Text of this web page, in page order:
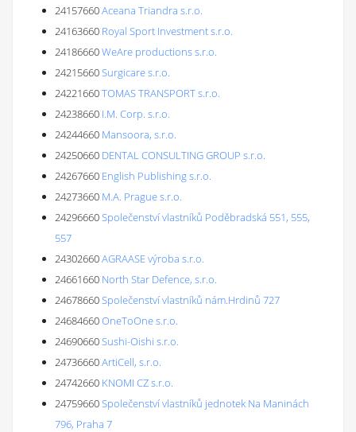
24157660Aceana Triandra s.r.o.
24163660 Royal Sport Investment s.r.o.
24186660WeAre productions s.r.o.
24215660Surgicare s.r.o.
24221660TOMAS TRANSPORT s.r.o.
24238660 I.M. Corp. s.r.o.
24244660 Mansoora, s.r.o.
24250660 DENTAL CONSULTING GROUP s.r.o.
24267660 English Publishing s.r.o.
24273660 M.A. Prague s.r.o.
24296660Společenství vlastníků Poděbradská 551, 555,
557
24302660AGRAASE výroba s.r.o.
24661660 North Star Defence, s.r.o.
24678660Společenství vlastníků nám.Hrdinů 727
24684660OneToOne s.r.o.
24690660Sushi-Oishi s.r.o.
24736660ArtiCell, s.r.o.
24742660 KNOMI CZ s.r.o.
24759660Společenství vlastníků jednotek Na Maninách
796, Praha 7